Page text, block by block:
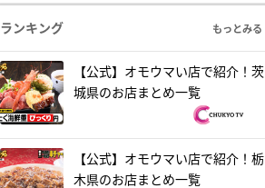
ランキング
もっとみる
【公式】オモウマい店で紹介！茨
城県のお店まとめ一覧
【公式】オモウマい店で紹介！栃
木県のお店まとめ一覧